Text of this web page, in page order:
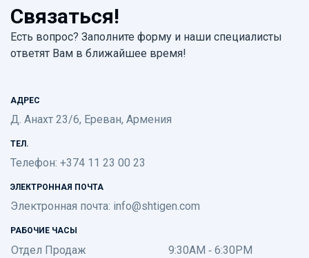
Связаться!
Есть вопрос? Заполните форму и наши специалисты
ответят Вам в ближайшее время!
АДРЕС
Д. Анахт 23/6, Ереван, Армения
ТЕЛ.
Телефон: +374 11 23 00 23
ЭЛЕКТРОННАЯ ПОЧТА
Электронная почта: info@shtigen.com
РАБОЧИЕ ЧАСЫ
Отдел Продаж
9:30AM - 6:30PM